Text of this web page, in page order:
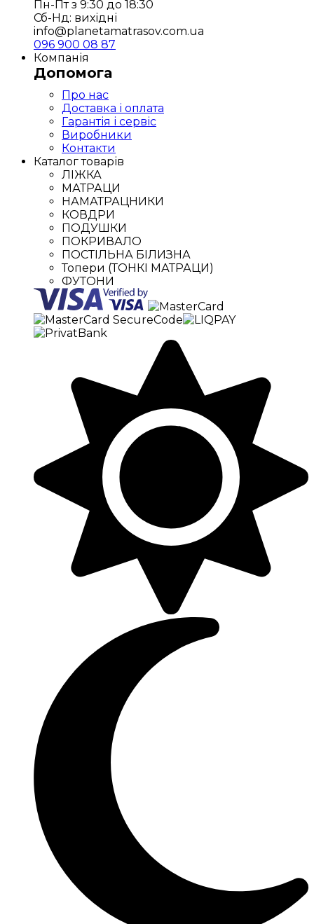
Пн-Пт з 9:30 до 18:30
Сб-Нд: вихідні
info@planetamatrasov.com.ua
096 900 08 87
Компанія
Допомога
Про нас
Доставка і оплата
Гарантія і сервіс
Виробники
Контакти
Каталог товарів
ЛІЖКА
МАТРАЦИ
НАМАТРАЦНИКИ
КОВДРИ
ПОДУШКИ
ПОКРИВАЛО
ПОСТІЛЬНА БІЛИЗНА
Топери (ТОНКІ МАТРАЦИ)
ФУТОНИ